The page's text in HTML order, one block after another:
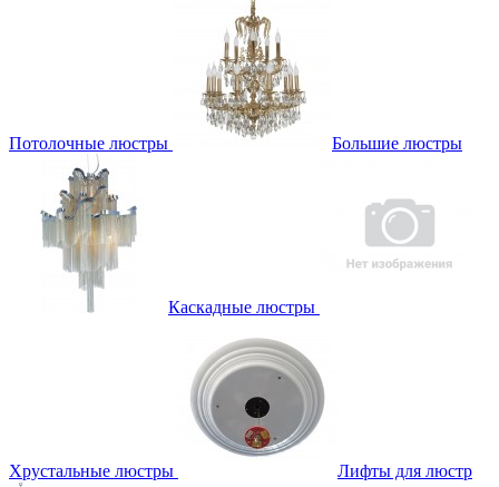
Потолочные люстры Большие люстры
Каскадные люстры
Хрустальные люстры
Лифты для люстр